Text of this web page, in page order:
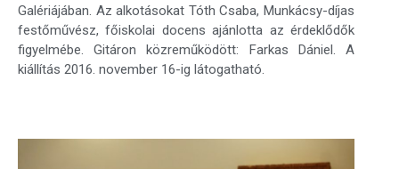
Galériájában. Az alkotásokat Tóth Csaba, Munkácsy-díjas
festőművész, főiskolai docens ajánlotta az érdeklődők
figyelmébe. Gitáron közreműködött: Farkas Dániel. A
kiállítás 2016. november 16-ig látogatható.